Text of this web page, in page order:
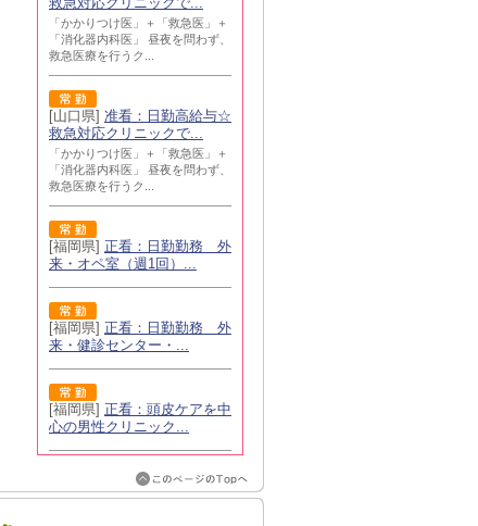
「かかりつけ医」＋「救急医」＋
「消化器内科医」 昼夜を問わず、
救急医療を行うク...
[山口県] 准看：日勤高給与☆
救急対応クリニックで...
「かかりつけ医」＋「救急医」＋
「消化器内科医」 昼夜を問わず、
救急医療を行うク...
[福岡県] 正看：日勤勤務 外
来・オペ室（週1回）...
[福岡県] 正看：日勤勤務 外
来・健診センター・...
[福岡県] 正看：頭皮ケアを中
心の男性クリニック...